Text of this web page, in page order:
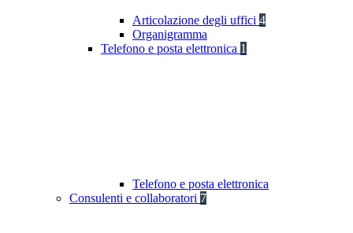
Articolazione degli uffici 4
Organigramma
Telefono e posta elettronica 1
Telefono e posta elettronica
Consulenti e collaboratori 7